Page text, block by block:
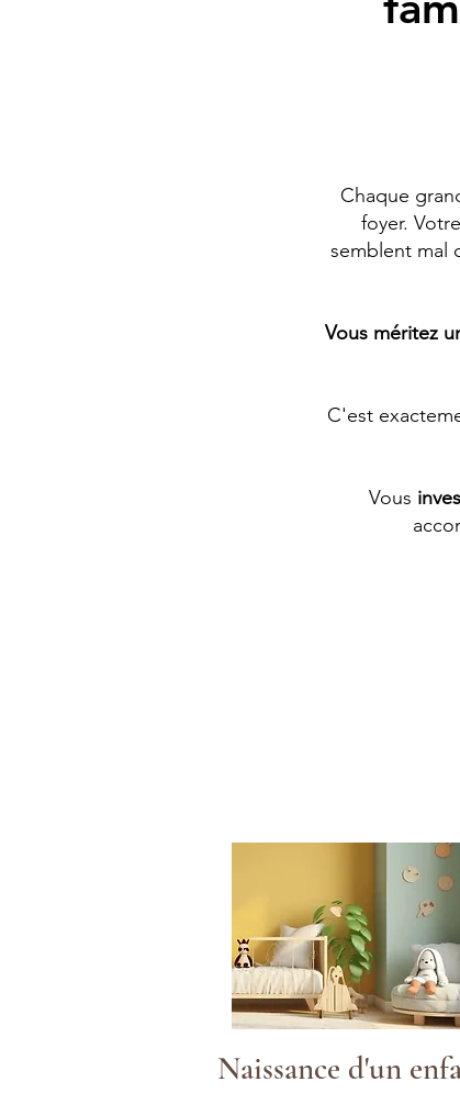
Chaque
foyer.
semblent mal
Vous méritez
C'est
Vous
Naissance d'un